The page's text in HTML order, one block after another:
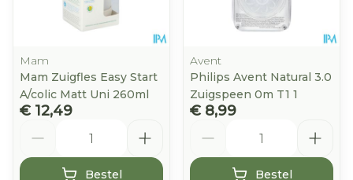
Mam
Mam Zuigfles Easy Start
A/colic Matt Uni 260ml
€ 12,49
Bestel
Avent
Philips Avent Natural 3.0
Zuigspeen 0m T1 1
€ 8,99
Bestel